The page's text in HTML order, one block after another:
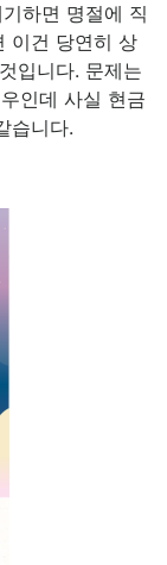
하면 명절에 직
이건 당연히 상
입니다. 문제는
인데 사실 현금
습니다.